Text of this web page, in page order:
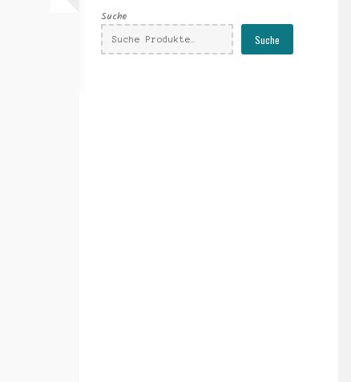
Suche
Suche